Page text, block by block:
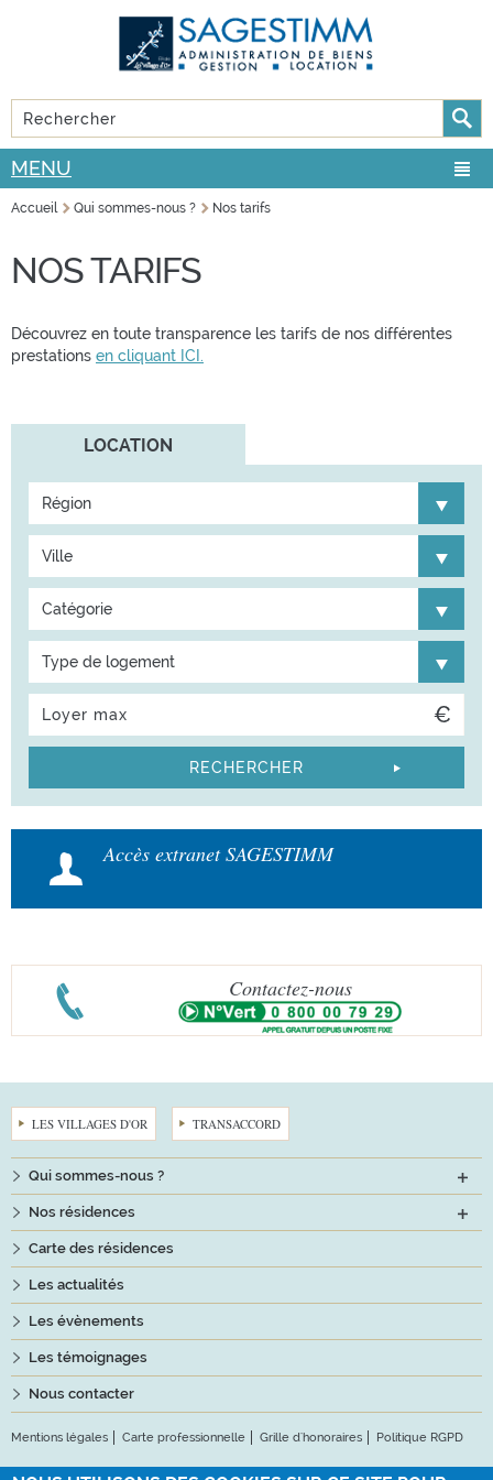
FORMULAIRE DE RECHERCHE
Rechercher
MENU
Accueil Qui sommes-nous ? Nos tarifs
NOS TARIFS
Découvrez en toute transparence les tarifs de nos différentes
prestations en cliquant ICI.
LOCATION
Région
Ville
Catégorie
Type de logement
Accès extranet SAGESTIMM
Contactez-nous
LES VILLAGES D'OR TRANSACCORD
Qui sommes-nous ?
Nos résidences
Carte des résidences
Les actualités
Les évènements
Les témoignages
Nous contacter
Mentions légales Carte professionnelle Grille d'honoraires Politique RGPD